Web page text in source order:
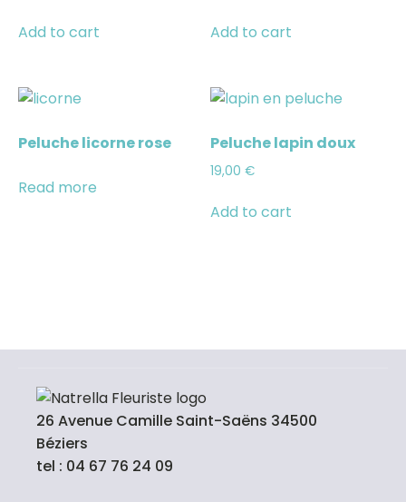
Add to cart Add to cart
Peluche licorne rose
Read more
Peluche lapin doux
19,00€
Add to cart
26 Avenue Camille Saint-Saëns 34500
Béziers
tel : 04 67 76 24 09